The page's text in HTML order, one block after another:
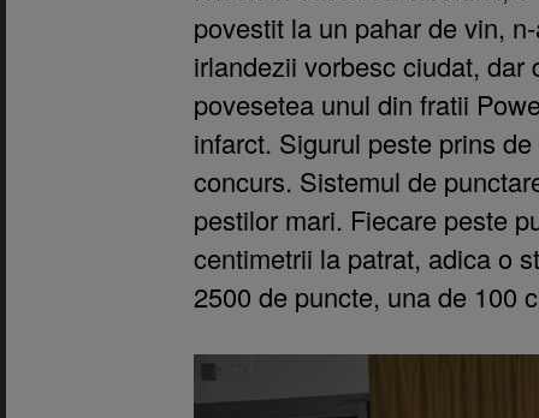
povestit la un pahar de vin,
irlandezii vorbesc ciudat, dar
povesetea unul din fratii
infarct. Sigurul peste prins
concurs. Sistemul de
pestilor mari. Fiecare peste
centimetrii la patrat, adica o
2500 de puncte, una de 100